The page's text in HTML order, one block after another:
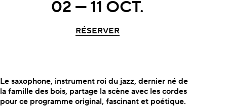
02 — 11 OCT.
RÉSERVER
À propos du concert
Le saxophone, instrument roi du jazz, dernier né de
la famille des bois, partage la scène avec les cordes
pour ce programme original, fascinant et poétique.